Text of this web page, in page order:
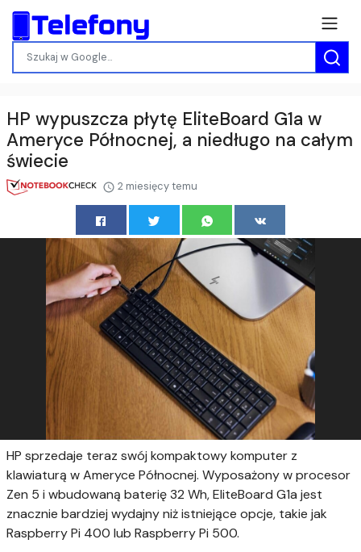
HP wypuszcza płytę EliteBoard G1a w
Ameryce Północnej, a niedługo na całym
świecie
2 miesięcy temu
HP sprzedaje teraz swój kompaktowy komputer z
klawiaturą w Ameryce Północnej. Wyposażony w procesor
Zen 5 i wbudowaną baterię 32 Wh, EliteBoard G1a jest
znacznie bardziej wydajny niż istniejące opcje, takie jak
Raspberry Pi 400 lub Raspberry Pi 500.